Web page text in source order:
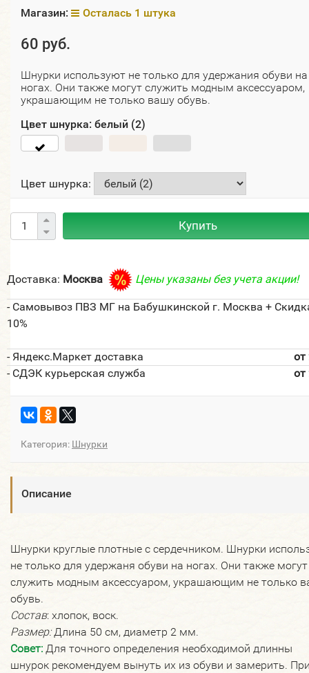
Магазин: Осталась 1 штука
60 руб.
Шнурки используют не только для удержания обуви на
ногах. Они также могут служить модным аксессуаром,
украшающим не только вашу обувь.
Цвет шнурка: белый (2)
Цвет шнурка:
Купить
Доставка: Москва Цены указаны без учета акции!
- Самовывоз ПВЗ МГ на Бабушкинской г. Москва +
10%
- Яндекс.Маркет доставка
- СДЭК курьерская служба
Категория: Шнурки
Описание
Шнурки круглые плотные с сердечником. Шнурки
не только для удержаня обуви на ногах. Они также могут
служить модным аксессуаром, украшающим не только
обувь.
Состав: хлопок, воск.
Размер:Длина 50 см, диаметр 2 мм.
Совет: Для точного определения необходимой длинны
шнурок рекомендуем вынуть их из обуви и замерить.